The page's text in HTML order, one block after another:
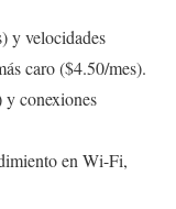
y velocidades
caro ($4.50/mes).
y conexiones
en Wi-Fi,